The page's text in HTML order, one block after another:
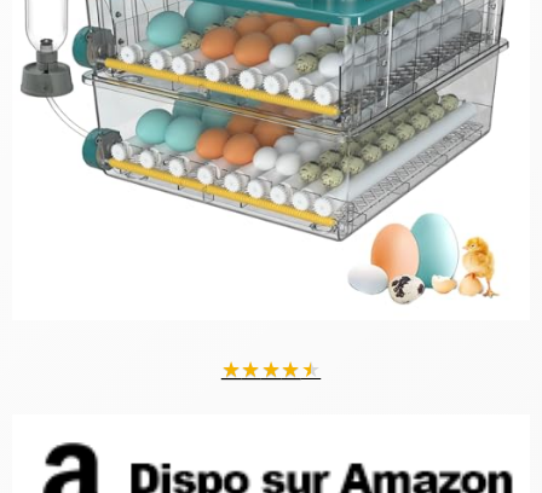
★★★★★